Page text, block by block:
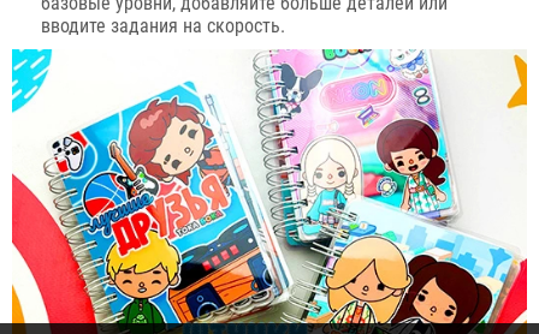
вводите задания на скорость.